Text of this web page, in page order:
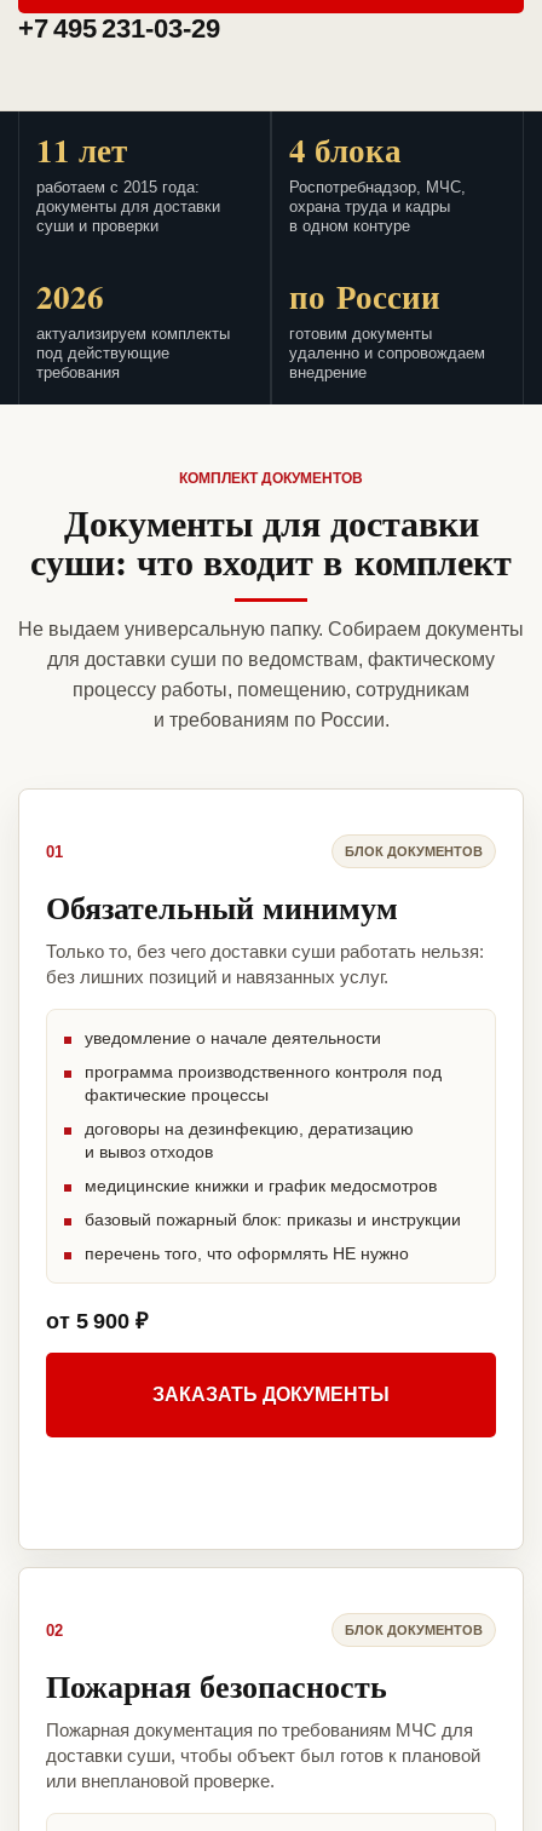
+7 495 231-03-29
11 лет
работаем с 2015 года:
документы для доставки
суши и проверки
4 блока
Роспотребнадзор, МЧС,
охрана труда и кадры
в одном контуре
2026
актуализируем комплекты
под действующие
требования
по России
готовим документы
удаленно и сопровождаем
внедрение
КОМПЛЕКТ ДОКУМЕНТОВ
Документы для доставки
суши: что входит в комплект
Не выдаем универсальную папку. Собираем документы
для доставки суши по ведомствам, фактическому
процессу работы, помещению, сотрудникам
и требованиям по России.
01 БЛОК ДОКУМЕНТОВ
Обязательный минимум
Только то, без чего доставки суши работать нельзя:
без лишних позиций и навязанных услуг.
уведомление о начале деятельности
программа производственного контроля под
фактические процессы
договоры на дезинфекцию, дератизацию
и вывоз отходов
медицинские книжки и график медосмотров
базовый пожарный блок: приказы и инструкции
перечень того, что оформлять НЕ нужно
от 5 900 ₽
ЗАКАЗАТЬ ДОКУМЕНТЫ
02 БЛОК ДОКУМЕНТОВ
Пожарная безопасность
Пожарная документация по требованиям МЧС для
доставки суши, чтобы объект был готов к плановой
или внеплановой проверке.